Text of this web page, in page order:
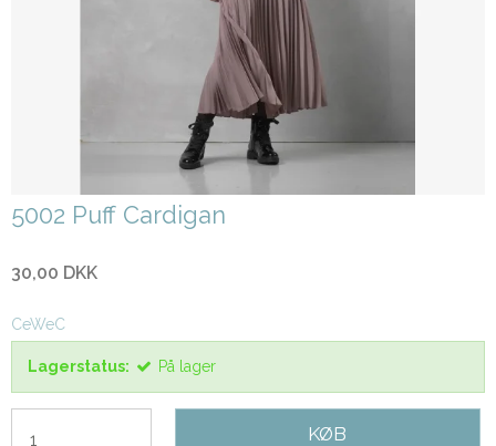
5002 Puff Cardigan
30,00 DKK
CeWeC
Lagerstatus: På lager
KØB